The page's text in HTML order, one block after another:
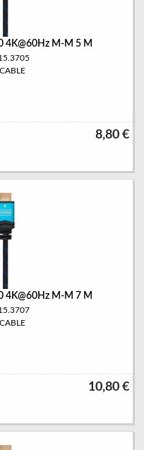
4K@60Hz M-M 5 M
8,80 €
4K@60Hz M-M 7 M
10,80 €